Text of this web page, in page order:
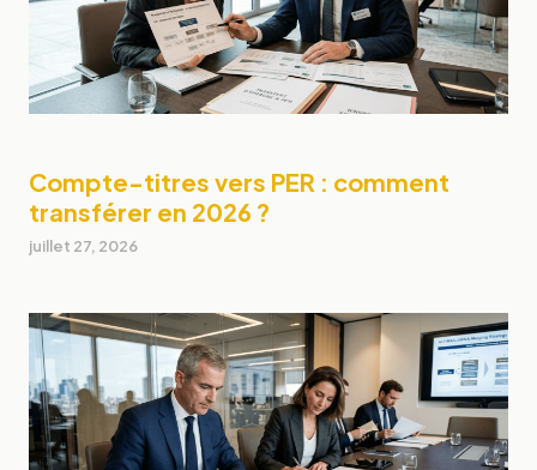
Compte-titres vers PER : comment
transférer en 2026 ?
juillet 27, 2026